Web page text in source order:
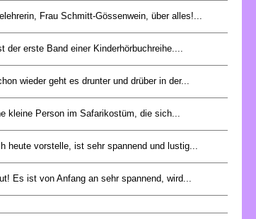
Frau Schmitt-Gössenwein, über alles!...
der erste Band einer Kinderhörbuchreihe....
wieder geht es drunter und drüber in der...
kleine Person im Safarikostüm, die sich...
heute vorstelle, ist sehr spannend und lustig...
Es ist von Anfang an sehr spannend, wird...